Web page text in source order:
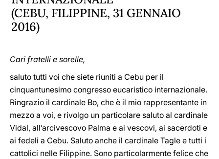
(CEBU, FILIPPINE, 31 GENNAIO
2016)
Cari fratelli e sorelle,
saluto tutti voi che siete riuniti a Cebu per il
cinquantunesimo congresso eucaristico internazionale.
Ringrazio il cardinale Bo, che è il mio rappresentante in
mezzo a voi, e rivolgo un particolare saluto al cardinale
Vidal, all’arcivescovo Palma e ai vescovi, ai sacerdoti e
ai fedeli a Cebu. Saluto anche il cardinale Tagle e tutti i
cattolici nelle Filippine. Sono particolarmente felice che